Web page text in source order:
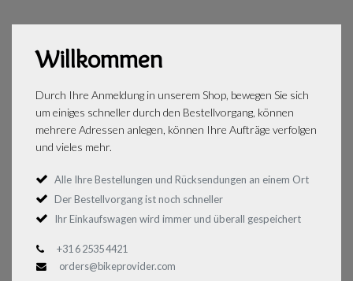
Willkommen
Durch Ihre Anmeldung in unserem Shop, bewegen Sie sich
um einiges schneller durch den Bestellvorgang, können
mehrere Adressen anlegen, können Ihre Aufträge verfolgen
und vieles mehr.
Alle Ihre Bestellungen und Rücksendungen an einem Ort
Der Bestellvorgang ist noch schneller
Ihr Einkaufswagen wird immer und überall gespeichert
+31 6 2535 4421
orders@bikeprovider.com